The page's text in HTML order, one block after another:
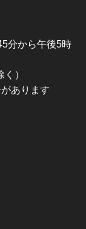
分から午後5時
）
あります